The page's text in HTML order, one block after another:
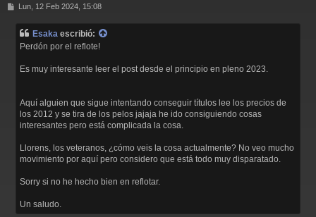
MLun, 12 Feb 2024, 15:08
Esaka escribió:
Perdón por el reflote!
Es muy interesante leer el post desde el principio en pleno 2023.
Aquí alguien que sigue intentando conseguir títulos lee los precios de
los 2012 y se tira de los pelos jajaja he ido consiguiendo cosas
interesantes pero está complicada la cosa.
Llorens, los veteranos, ¿cómo veis la cosa actualmente? No veo mucho
movimiento por aquí pero considero que está todo muy disparatado.
Sorry si no he hecho bien en reflotar.
Un saludo.